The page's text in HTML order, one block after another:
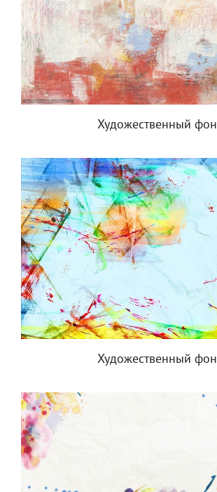
Художественный фон
Художественный фон